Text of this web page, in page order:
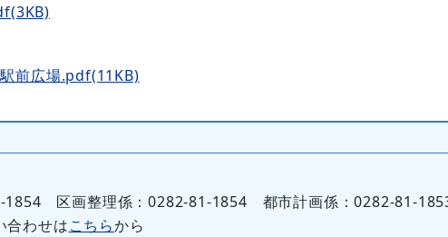
前広場.pdf(11KB)
1854 区画整理係：0282-81-1854 都市計画係：0282-81-
合わせはこちらから